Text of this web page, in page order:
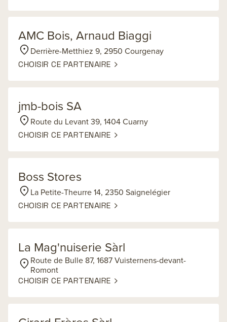
AMC Bois, Arnaud Biaggi
Derrière-Metthiez 9, 2950 Courgenay
CHOISIR CE PARTENAIRE
jmb-bois SA
Route du Levant 39, 1404 Cuarny
CHOISIR CE PARTENAIRE
Boss Stores
La Petite-Theurre 14, 2350 Saignelégier
CHOISIR CE PARTENAIRE
La Mag'nuiserie Sàrl
Route de Bulle 87, 1687 Vuisternens-devant-
Romont
CHOISIR CE PARTENAIRE